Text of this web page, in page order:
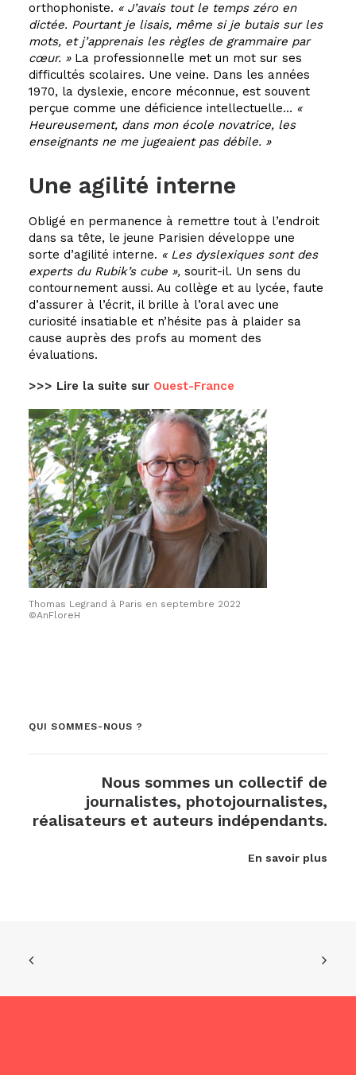
orthophoniste. « J’avais tout le temps zéro en
dictée. Pourtant je lisais, même si je butais sur les
mots, et j’apprenais les règles de grammaire par
cœur. »​La professionnelle met un mot sur ses
difficultés scolaires. Une veine. Dans les années
1970, la dyslexie, encore méconnue, est souvent
perçue comme une déficience intellectuelle… «
Heureusement, dans mon école novatrice, les
enseignants ne me jugeaient pas débile. »
Une agilité interne
Obligé en permanence à remettre tout à l’endroit
dans sa tête, le jeune Parisien développe une
sorte d’agilité interne. « Les dyslexiques sont des
experts du Rubik’s cube »​, sourit-il. Un sens du
contournement aussi. Au collège et au lycée, faute
d’assurer à l’écrit, il brille à l’oral avec une
curiosité insatiable et n’hésite pas à plaider sa
cause auprès des profs au moment des
évaluations.
>>> Lire la suite sur Ouest-France
Thomas Legrand à Paris en septembre 2022
©AnFloreH
QUI SOMMES-NOUS ?
Nous sommes un collectif de
journalistes, photojournalistes,
réalisateurs et auteurs indépendants.
En savoir plus